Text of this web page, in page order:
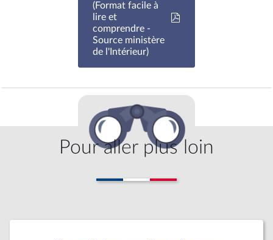
(Format facile à
lire et
comprendre -
Source ministère
de l'Intérieur)
Pour aller plus loin